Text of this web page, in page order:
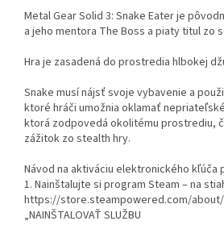
Metal Gear Solid 3: Snake Eater je
a jeho mentora The Boss a piaty titul zo
Hra je zasadená do prostredia hlbokej
Snake musí nájsť svoje vybavenie a
ktoré hráči umožnia oklamať
ktorá zodpovedá okolitému prostrediu,
zážitok zo stealth hry.
Návod na aktiváciu elektronického kľúča
1. Nainštalujte si program Steam – na
https://store.steampowered.com/about/
„NAINŠTALOVAŤ SLUŽBU